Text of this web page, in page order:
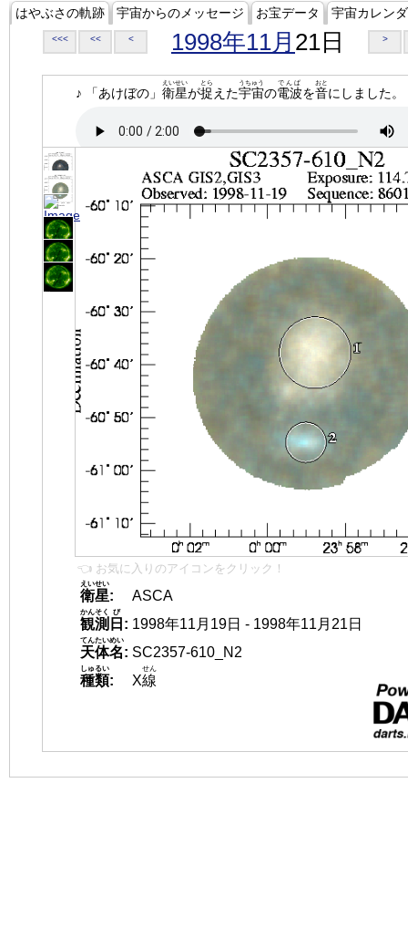
はやぶさの軌跡 宇宙からのメッセージ お宝データ 宇宙カレン
<<< << < 1998年11月 21日 >
♪ 「あけぼの」 衛星
えいせい
が捉
とら
えた宇宙
うちゅう
の電波
でんぱ
を音
おと
にしました。
👈 お気に入りのアイコンをクリック！
衛星
えいせい
:
ASCA
観測
かんそく
日
び
: 1998年11月19日 - 1998年11月21日
天体名
てんたいめい
: SC2357-610_N2
種類
しゅるい
: X線
せん